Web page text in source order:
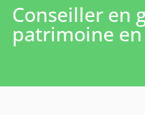
Conseiller en
patrimoine en